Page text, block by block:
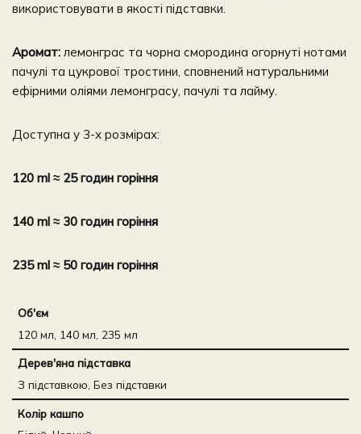
використовувати в якості підставки.
Аромат: лемонграс та чорна смородина огорнуті нотами
пачулі та цукрової тростини, сповнений натуральними
ефірними оліями лемонграсу, пачулі та лайму.
Доступна у 3-х розмірах:
120 ml ≈ 25 годин горіння
140 ml ≈ 30 годин горіння
235 ml ≈ 50 годин горіння
Об'єм
120 мл, 140 мл, 235 мл
Дерев'яна підставка
З підставкою, Без підставки
Колір кашпо